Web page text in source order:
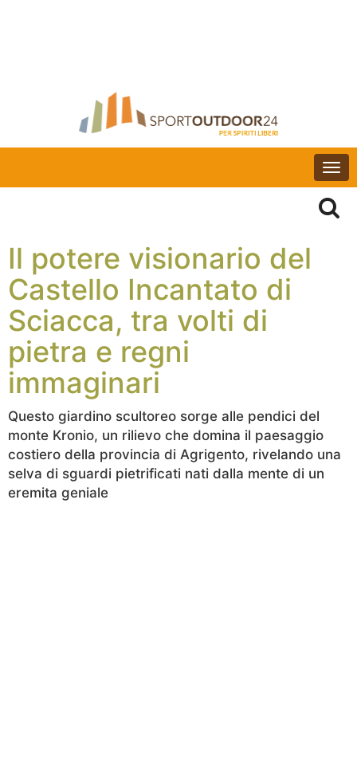
Il potere visionario del
Castello Incantato di
Sciacca, tra volti di
pietra e regni
immaginari
Questo giardino scultoreo sorge alle pendici del
monte Kronio, un rilievo che domina il paesaggio
costiero della provincia di Agrigento, rivelando una
selva di sguardi pietrificati nati dalla mente di un
eremita geniale